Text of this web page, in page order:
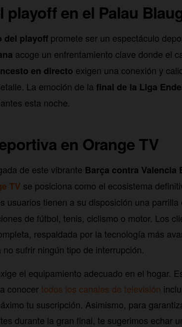
playoff en el Palau
del playoff promete ser un espectáculo
acoge un enfrentamiento clave donde el
en directo exigen una conexión y
La emoción de la final de la Liga
esta noche.
en Orange TV
de este vibrante Barça contra Valencia
TV se posiciona como el ecosistema
usuarios tienen a su disposición una parrilla
de fútbol, tenis, ciclismo o motor. Los
respaldada por la tecnología más
sufrir ningún tipo de interrupción.
el equipamiento adecuado en el hogar.
conocertodos los canales de televisión
tu suscripción. Asimismo, para
durante la gran final, te sugerimos echar